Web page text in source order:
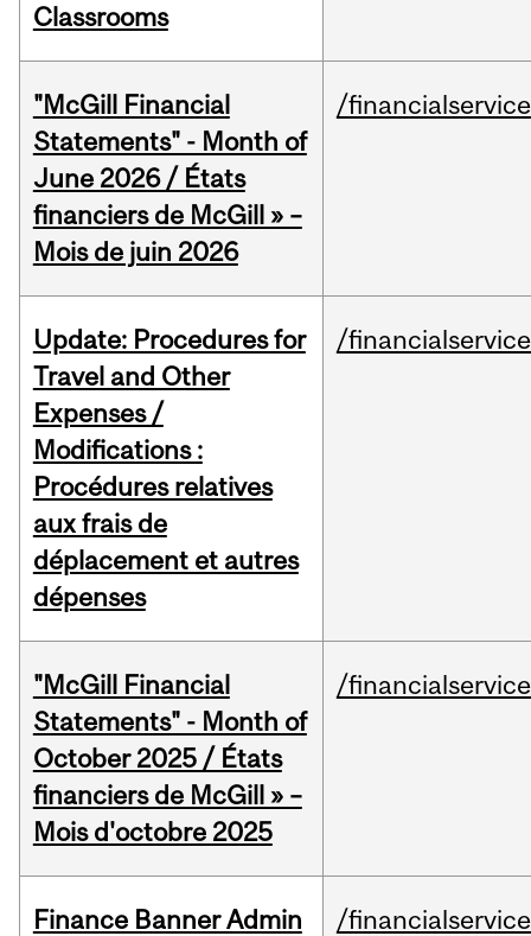
Classrooms
"McGill Financial
Statements" - Month of
June 2026 / États
financiers de McGill » –
Mois de juin 2026
/
Update: Procedures for
Travel and Other
Expenses /
Modifications :
Procédures relatives
aux frais de
déplacement et autres
dépenses
/
"McGill Financial
Statements" - Month of
October 2025 / États
financiers de McGill » –
Mois d'octobre 2025
/
Finance Banner Admin
/